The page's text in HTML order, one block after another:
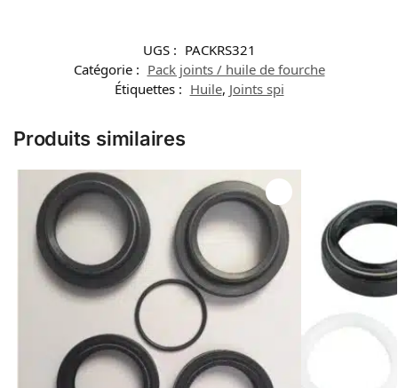
UGS : PACKRS321
Catégorie : Pack joints / huile de fourche
Étiquettes : Huile, Joints spi
Produits similaires